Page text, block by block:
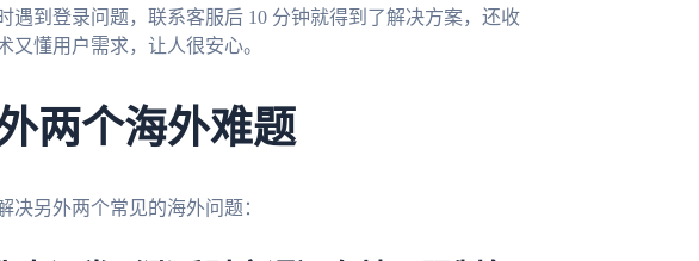
遇到登录问题，联系客服后 10 分钟就得到了解决方案，还收
懂用户需求，让人很安心。
两个海外难题
决另外两个常见的海外问题：